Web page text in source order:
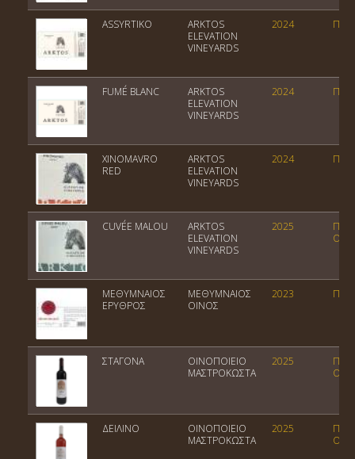
ASSYRTIKO
ARKTOS
ELEVATION
VINEYARDS
2024 ΠΓΕ
FUMÉ BLANC
ARKTOS
ELEVATION
VINEYARDS
2024 ΠΓΕ
XINOMAVRO
RED
ARKTOS
ELEVATION
VINEYARDS
2024 ΠΟΠ
CUVÉE MALOU
ARKTOS
ELEVATION
VINEYARDS
2025
ΜΕΘΥΜΝΑΙΟΣ
ΕΡΥΘΡΟΣ
ΜΕΘΥΜΝΑΙΟΣ
ΟΙΝΟΣ
2023 ΠΓΕ
ΣΤΑΓΟΝΑ
ΟΙΝΟΠΟΙΕΙΟ
ΜΑΣΤΡΟΚΩΣΤΑ
2025
ΔΕΙΛΙΝΟ
ΟΙΝΟΠΟΙΕΙΟ
ΜΑΣΤΡΟΚΩΣΤΑ
2025